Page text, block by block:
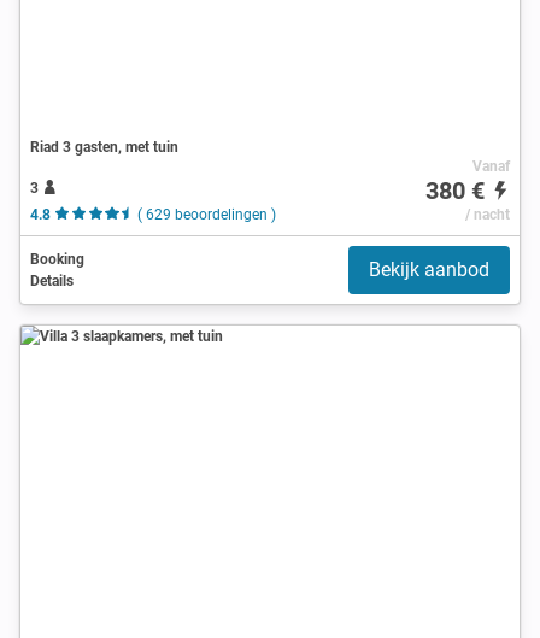
Riad 3 gasten, met tuin
3
4.8
( 629 beoordelingen )
Vanaf
380 €
/ nacht
Booking
Details
Bekijk aanbod